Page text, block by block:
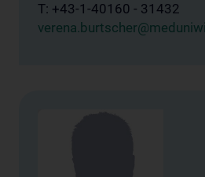
T: +43-1-40160 - 31432